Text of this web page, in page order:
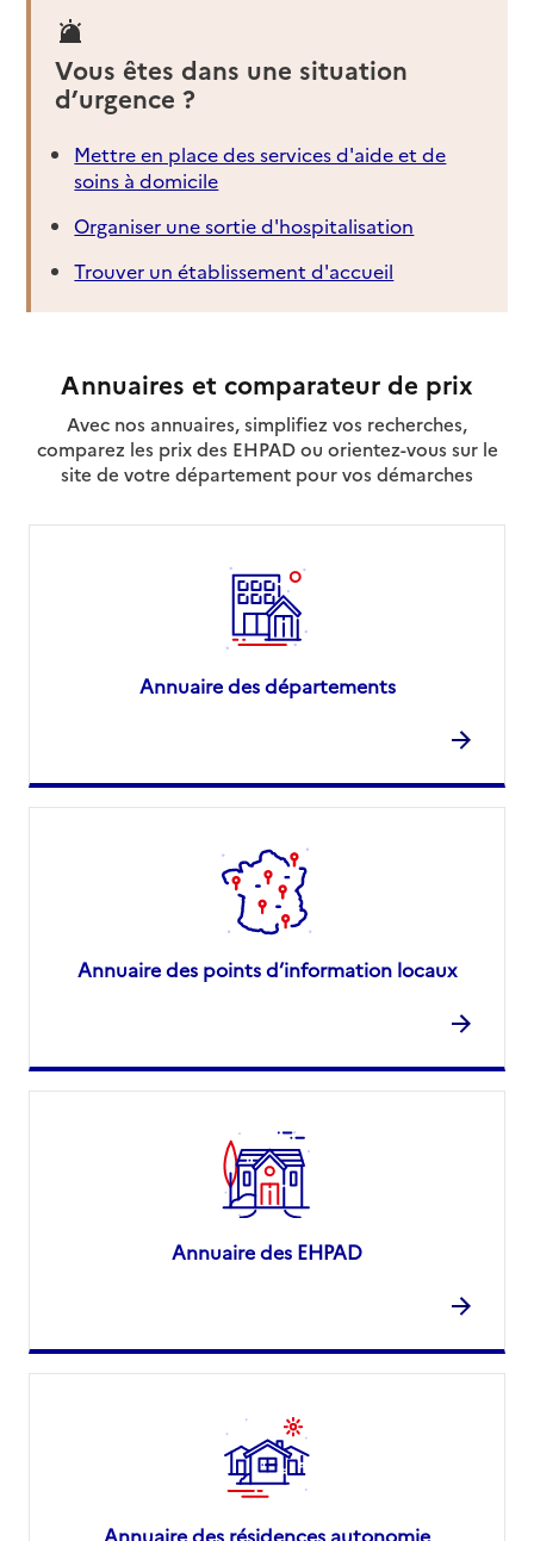
Vous êtes dans une situation
d’urgence ?
Mettre en place des services d'aide et de
soins à domicile
Organiser une sortie d'hospitalisation
Trouver un établissement d'accueil
Annuaires et comparateur de prix
Avec nos annuaires, simplifiez vos recherches,
comparez les prix des EHPAD ou orientez-vous sur le
site de votre département pour vos démarches
Annuaire des départements
Annuaire des points d’information locaux
Annuaire des EHPAD
Annuaire des résidences autonomie